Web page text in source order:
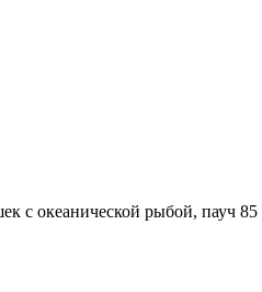
с океанической рыбой, пауч 85